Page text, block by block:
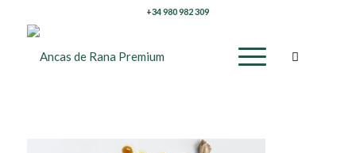
+34 980 982 309